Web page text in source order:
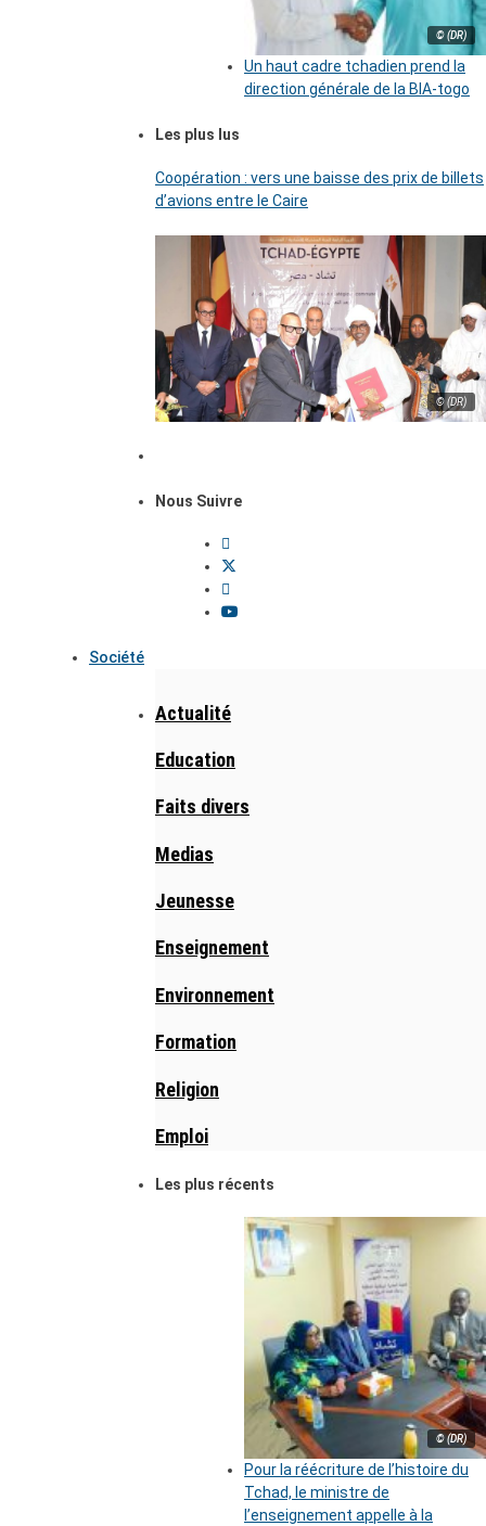
© (DR)
Un haut cadre tchadien prend la
direction générale de la BIA-togo
Les plus lus
Coopération : vers une baisse des prix de billets
d’avions entre le Caire
© (DR)
Nous Suivre
Société
Actualité
Education
Faits divers
Medias
Jeunesse
Enseignement
Environnement
Formation
Religion
Emploi
Les plus récents
© (DR)
Pour la réécriture de l’histoire du
Tchad, le ministre de
l’enseignement appelle à la